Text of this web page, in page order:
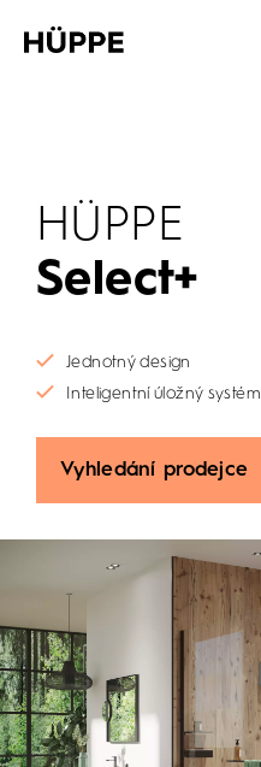
HÜPPE
Select+
Jednotný design
Inteligentní úložný systém
Vyhledání prodejce